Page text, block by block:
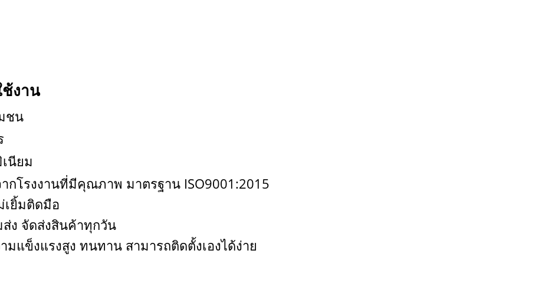
งาน
ชน
นียม
กโรงงานที่มีคุณภาพ มาตรฐาน ISO9001:2015
เยิ้มติดมือ
ง จัดส่งสินค้าทุกวัน
มแข็งแรงสูง ทนทาน สามารถติดตั้งเองได้ง่าย